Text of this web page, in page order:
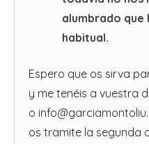
alumbrado que
habitual.
Espero que os sirva
y me tenéis a vuestra
o
os tramite la segunda